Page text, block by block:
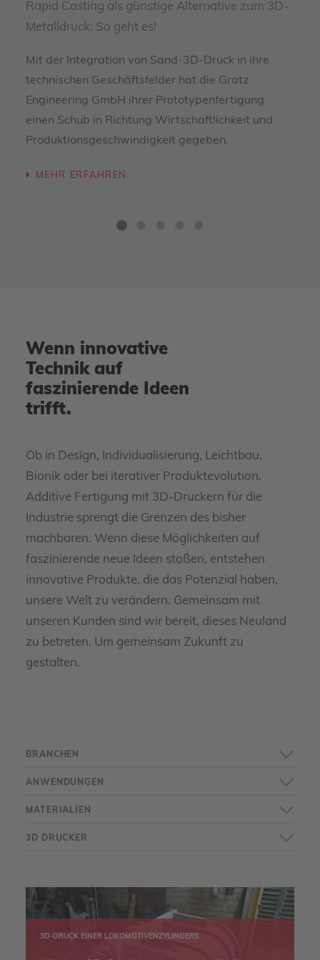
Rapid Casting als günstige Alternative zum 3D-
Metalldruck: So geht es!
Mit der Integration von Sand-3D-Druck in ihre
technischen Geschäftsfelder hat die Gratz
Engineering GmbH ihrer Prototypenfertigung
einen Schub in Richtung Wirtschaftlichkeit und
Produktionsgeschwindigkeit gegeben.
MEHR ERFAHREN
Wenn innovative
Technik auf
faszinierende Ideen
trifft.
Ob in Design, Individualisierung, Leichtbau,
Bionik oder bei iterativer Produktevolution.
Additive Fertigung mit 3D-Druckern für die
Industrie sprengt die Grenzen des bisher
machbaren. Wenn diese Möglichkeiten auf
faszinierende neue Ideen stoßen, entstehen
innovative Produkte, die das Potenzial haben,
unsere Welt zu verändern. Gemeinsam mit
unseren Kunden sind wir bereit, dieses Neuland
zu betreten. Um gemeinsam Zukunft zu
gestalten.
BRANCHEN
ANWENDUNGEN
MATERIALIEN
3D DRUCKER
3D-DRUCK EINER LOKOMOTIVENZYLINDERS